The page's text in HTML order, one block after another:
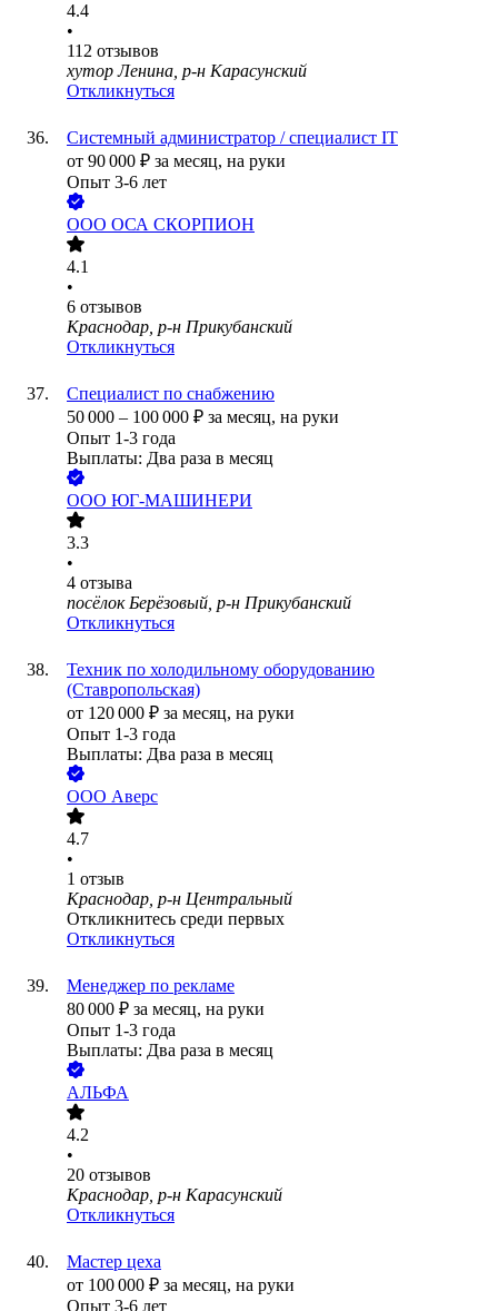
4.4
•
112 отзывов
хутор Ленина, р-н Карасунский
Откликнуться
Системный администратор / специалист IT
от 90 000 ₽ за месяц, на руки
Опыт 3-6 лет
ООО ОСА СКОРПИОН
4.1
•
6 отзывов
Краснодар, р-н Прикубанский
Откликнуться
Специалист по снабжению
50 000 – 100 000 ₽ за месяц, на руки
Опыт 1-3 года
Выплаты: Два раза в месяц
ООО ЮГ-МАШИНЕРИ
3.3
•
4 отзыва
посёлок Берёзовый, р-н Прикубанский
Откликнуться
Техник по холодильному оборудованию
(Ставропольская)
от 120 000 ₽ за месяц, на руки
Опыт 1-3 года
Выплаты: Два раза в месяц
ООО Аверс
4.7
•
1 отзыв
Краснодар, р-н Центральный
Откликнитесь среди первых
Откликнуться
Менеджер по рекламе
80 000 ₽ за месяц, на руки
Опыт 1-3 года
Выплаты: Два раза в месяц
АЛЬФА
4.2
•
20 отзывов
Краснодар, р-н Карасунский
Откликнуться
Мастер цеха
от 100 000 ₽ за месяц, на руки
Опыт 3-6 лет